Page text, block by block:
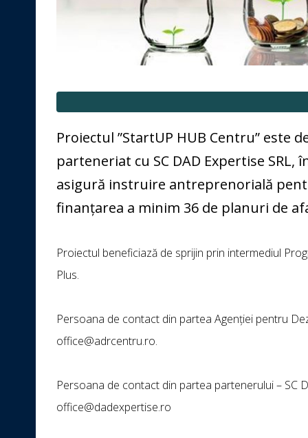
Proiectul ”StartUP HUB Centru” este
parteneriat cu SC DAD Expertise
asigură instruire antreprenorială
finanțarea a minim 36 de planuri de
Proiectul beneficiază de sprijin prin intermediul
Plus.
Persoana de contact din partea Agenției pentru
office@adrcentru.ro.
Persoana de contact din partea partenerului – SC
office@dadexpertise.ro